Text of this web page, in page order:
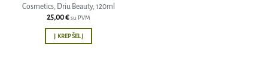
Cosmetics, Driu Beauty, 120ml
25,00€su PVM
Į KREPŠELĮ